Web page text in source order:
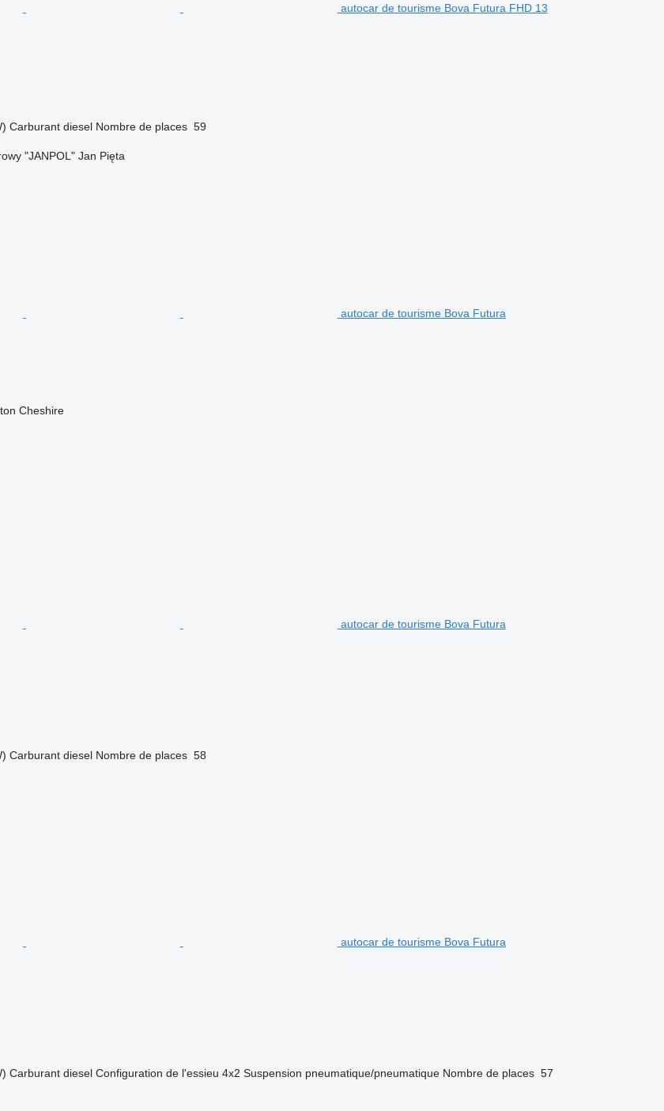
autocar de tourisme Bova Futura FHD 13
Carburant diesel Nombre de places 59
"JANPOL" Jan Pięta
autocar de tourisme Bova Futura
Cheshire
autocar de tourisme Bova Futura
Carburant diesel Nombre de places 58
autocar de tourisme Bova Futura
Carburant diesel Configuration de l'essieu 4x2 Suspension pneumatique/pneumatique Nombre de places 57